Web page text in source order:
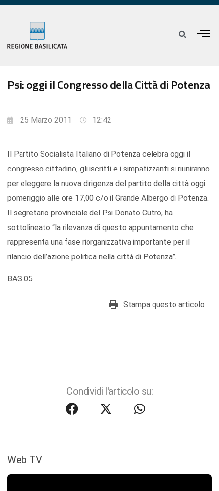
Psi: oggi il Congresso della Città di Potenza
25 Marzo 2011 12:42
Il Partito Socialista Italiano di Potenza celebra oggi il
congresso cittadino, gli iscritti e i simpatizzanti si riuniranno
per eleggere la nuova dirigenza del partito della città oggi
pomeriggio alle ore 17,00 c/o il Grande Albergo di Potenza.
Il segretario provinciale del Psi Donato Cutro, ha
sottolineato “la rilevanza di questo appuntamento che
rappresenta una fase riorganizzativa importante per il
rilancio dell’azione politica nella città di Potenza”.
BAS 05
Stampa questo articolo
Condividi l'articolo su:
Web TV